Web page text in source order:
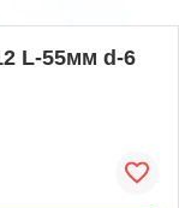
L-55мм d-6